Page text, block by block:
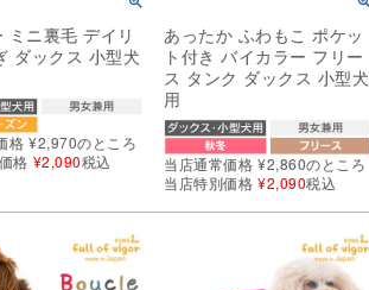
ミニ裏毛 デイリ
ダックス 小型犬
格 ¥2,970のところ
格 ¥2,090税込
あったか ふわもこ ポケッ
ト付き バイカラー フリー
ス タンク ダックス 小型犬
用
当店通常価格 ¥2,860のところ
当店特別価格 ¥2,090税込